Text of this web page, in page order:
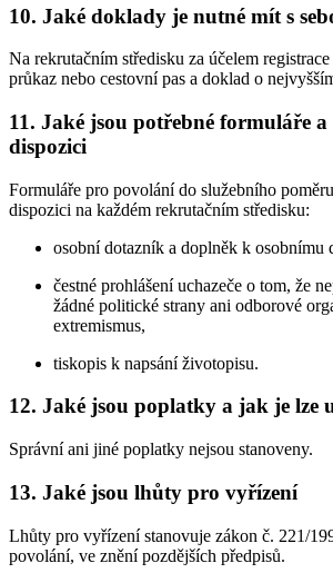
10. Jaké doklady je nutné mít s
Na rekrutačním středisku za účelem
průkaz nebo cestovní pas a doklad o
11. Jaké jsou potřebné formuláře
dispozici
Formuláře pro povolání do služebního
dispozici na každém rekrutačním středisku:
osobní dotazník a doplněk k osobnímu
čestné prohlášení uchazeče o tom, že
žádné politické strany ani odborové
extremismus,
tiskopis k napsání životopisu.
12. Jaké jsou poplatky a jak je lze
Správní ani jiné poplatky nejsou stanoveny.
13. Jaké jsou lhůty pro vyřízení
Lhůty pro vyřízení stanovuje zákon č. 221/
povolání, ve znění pozdějších předpisů.